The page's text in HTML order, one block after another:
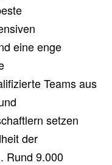
eine enge
Teams aus
setzen
der
Rund 9.000